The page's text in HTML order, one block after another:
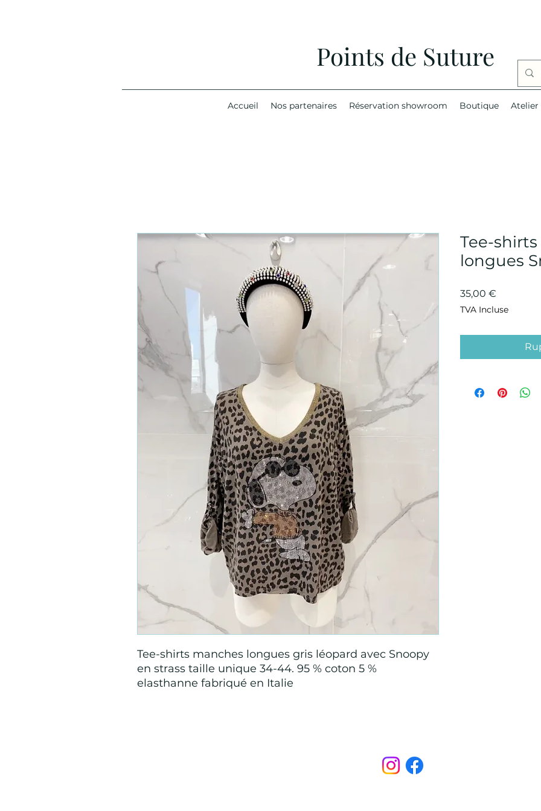
Points de Suture
Accueil Nos partenaires Réservation showroom Boutique Atelier
Tee-shirts manches longues gris léopard avec Snoopy
en strass taille unique 34-44. 95 % coton 5 %
elasthanne fabriqué en Italie
Tee-
longues
35,00 €
TVA Incluse